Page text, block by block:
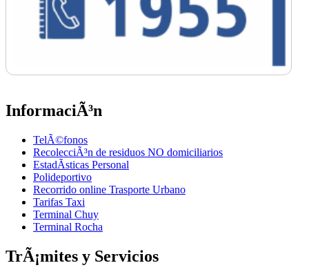
InformaciÃ³n
TelÃ©fonos
RecolecciÃ³n de residuos NO domiciliarios
EstadÃ­sticas Personal
Polideportivo
Recorrido online Trasporte Urbano
Tarifas Taxi
Terminal Chuy
Terminal Rocha
TrÃ¡mites y Servicios